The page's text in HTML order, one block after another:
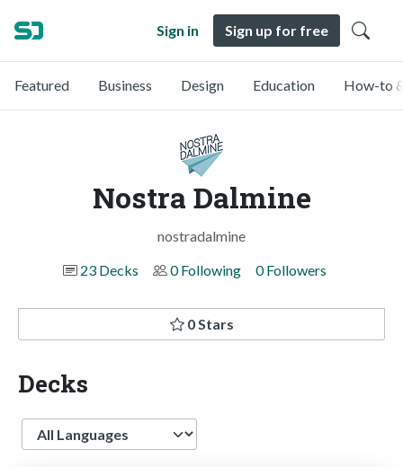
Sign in Sign up for free
Featured Business Design Education How-to
Nostra Dalmine
nostradalmine
23 Decks
0 Following 0 Followers
0 Stars
Decks
Language